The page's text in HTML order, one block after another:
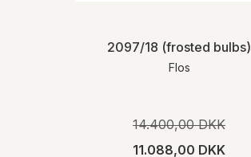
2097/18 (frosted bulbs)
Flos
14.400,00 DKK
11.088,00 DKK